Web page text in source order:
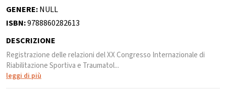
GENERE:NULL
ISBN:9788860282613
DESCRIZIONE
Registrazione delle relazioni del XX Congresso Internazionale di
Riabilitazione Sportiva e Traumatol...
leggi di più